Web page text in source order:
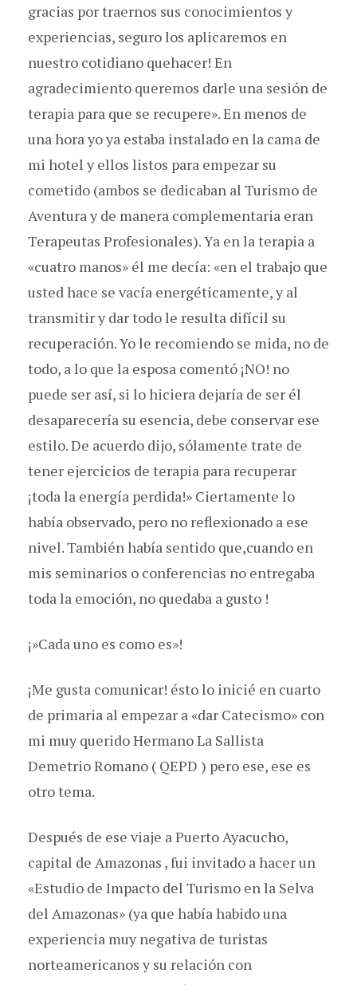
gracias por traernos sus conocimientos y
experiencias, seguro los aplicaremos en
nuestro cotidiano quehacer! En
agradecimiento queremos darle una sesión de
terapia para que se recupere». En menos de
una hora yo ya estaba instalado en la cama de
mi hotel y ellos listos para empezar su
cometido (ambos se dedicaban al Turismo de
Aventura y de manera complementaria eran
Terapeutas Profesionales). Ya en la terapia a
«cuatro manos» él me decía: «en el trabajo que
usted hace se vacía energéticamente, y al
transmitir y dar todo le resulta difícil su
recuperación. Yo le recomiendo se mida, no de
todo, a lo que la esposa comentó ¡NO! no
puede ser así, si lo hiciera dejaría de ser él
desaparecería su esencia, debe conservar ese
estilo. De acuerdo dijo, sólamente trate de
tener ejercicios de terapia para recuperar
¡toda la energía perdida!» Ciertamente lo
había observado, pero no reflexionado a ese
nivel. También había sentido que,cuando en
mis seminarios o conferencias no entregaba
toda la emoción, no quedaba a gusto !
¡»Cada uno es como es»!
¡Me gusta comunicar! ésto lo inicié en cuarto
de primaria al empezar a «dar Catecismo» con
mi muy querido Hermano La Sallista
Demetrio Romano ( QEPD ) pero ese, ese es
otro tema.
Después de ese viaje a Puerto Ayacucho,
capital de Amazonas , fui invitado a hacer un
«Estudio de Impacto del Turismo en la Selva
del Amazonas» (ya que había habido una
experiencia muy negativa de turistas
norteamericanos y su relación con